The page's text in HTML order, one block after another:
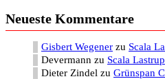
Neueste Kommentare
Gisbert Wegener zu Scala
Devermann zu Scala Lastrup
Dieter Zindel zu Grünspan